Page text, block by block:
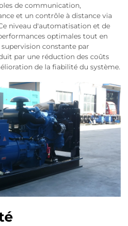
de communication,
et un contrôle à distance via
niveau d'automatisation et de
optimales tout en
constante par
par une réduction des coûts
de la fiabilité du système.